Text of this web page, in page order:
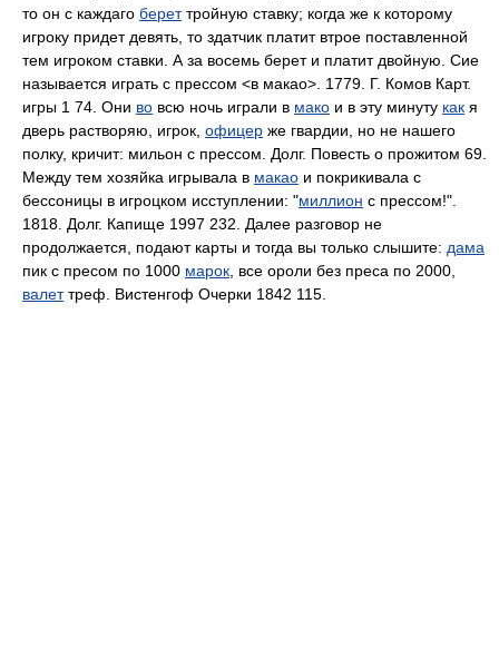
то он с каждаго береттройную ставку; когда же к которому
игроку придет девять, то здатчик платит втрое поставленной
тем игроком ставки. А за восемь берет и платит двойную. Сие
называется играть с прессом <в макао>. 1779. Г. Комов Карт.
игры 1 74. Они во всю ночь играли в мако и в эту минуту как я
дверь растворяю, игрок, офицер же гвардии, но не нашего
полку, кричит: мильон с прессом. Долг. Повесть о прожитом 69.
Между тем хозяйка игрывала в макао и покрикивала с
бессоницы в игроцком исступлении: "миллион с прессом!".
1818. Долг. Капище 1997 232. Далее разговор не
продолжается, подают карты и тогда вы только слышите: дама
пик с пресом по 1000 марок , все ороли без преса по 2000,
валеттреф. Вистенгоф Очерки 1842 115.